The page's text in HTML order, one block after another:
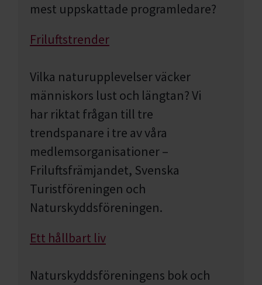
mest uppskattade programledare?
Friluftstrender
Vilka naturupplevelser väcker
människors lust och längtan? Vi
har riktat frågan till tre
trendspanare i tre av våra
medlemsorganisationer –
Friluftsfrämjandet, Svenska
Turistföreningen och
Naturskyddsföreningen.
Ett hållbart liv
Naturskyddsföreningens bok och